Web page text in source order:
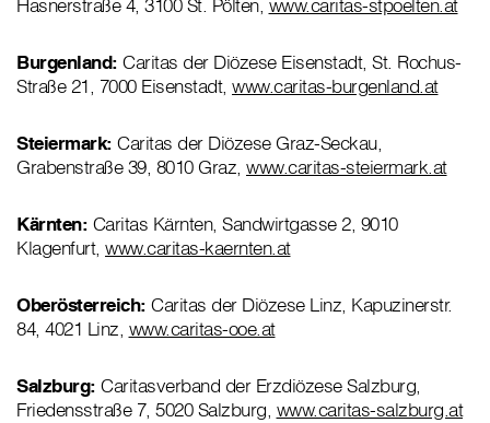
Hasnerstraße 4, 3100 St. Pölten, www.caritas-stpoelten.at
Burgenland: Caritas der Diözese Eisenstadt, St. Rochus-
Straße 21, 7000 Eisenstadt, www.caritas-burgenland.at
Steiermark: Caritas der Diözese Graz-Seckau,
Grabenstraße 39, 8010 Graz, www.caritas-steiermark.at
Kärnten: Caritas Kärnten, Sandwirtgasse 2, 9010
Klagenfurt, www.caritas-kaernten.at
Oberösterreich: Caritas der Diözese Linz, Kapuzinerstr.
84, 4021 Linz, www.caritas-ooe.at
Salzburg: Caritasverband der Erzdiözese Salzburg,
Friedensstraße 7, 5020 Salzburg, www.caritas-salzburg.at